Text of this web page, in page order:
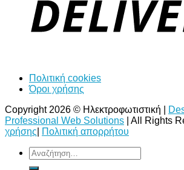
Πολιτική cookies
Όροι χρήσης
Copyright 2026 © Ηλεκτροφωτιστική |
Professional Web Solutions | All Rights
χρήσης
Πολιτική απορρήτου
Αναζήτηση
για: